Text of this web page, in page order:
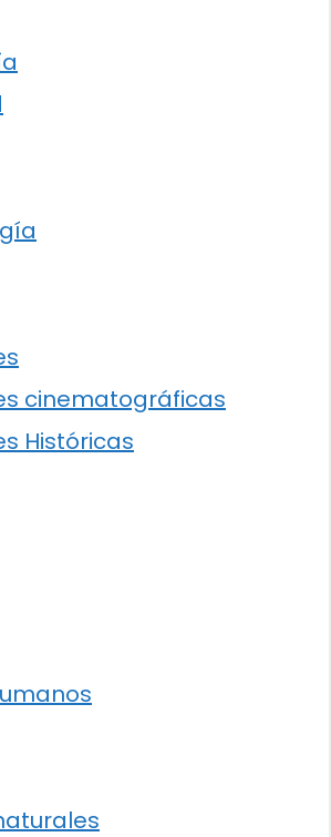
cinematográficas
Históricas